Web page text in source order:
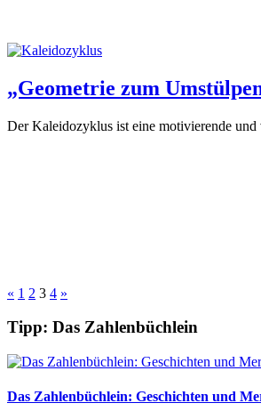
„Geometrie zum
Der Kaleidozyklus ist eine motivierende
Seitennummerierung
der
Beiträge
« Vorherige
1 2 3 4 Nächste
»
Tipp: Das Zahlenbüchlein
Das Zahlenbüchlein: Geschichten und